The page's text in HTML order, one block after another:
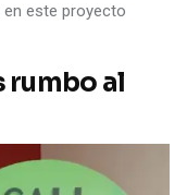
en este proyecto
rumbo al